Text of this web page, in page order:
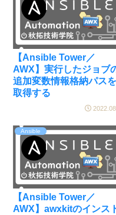
【Ansible Tower／
AWX】実行したジョブ
追加変数情報格納パスを
取得する
Ansible
【Ansible Tower／
AWX】awxkitのインス